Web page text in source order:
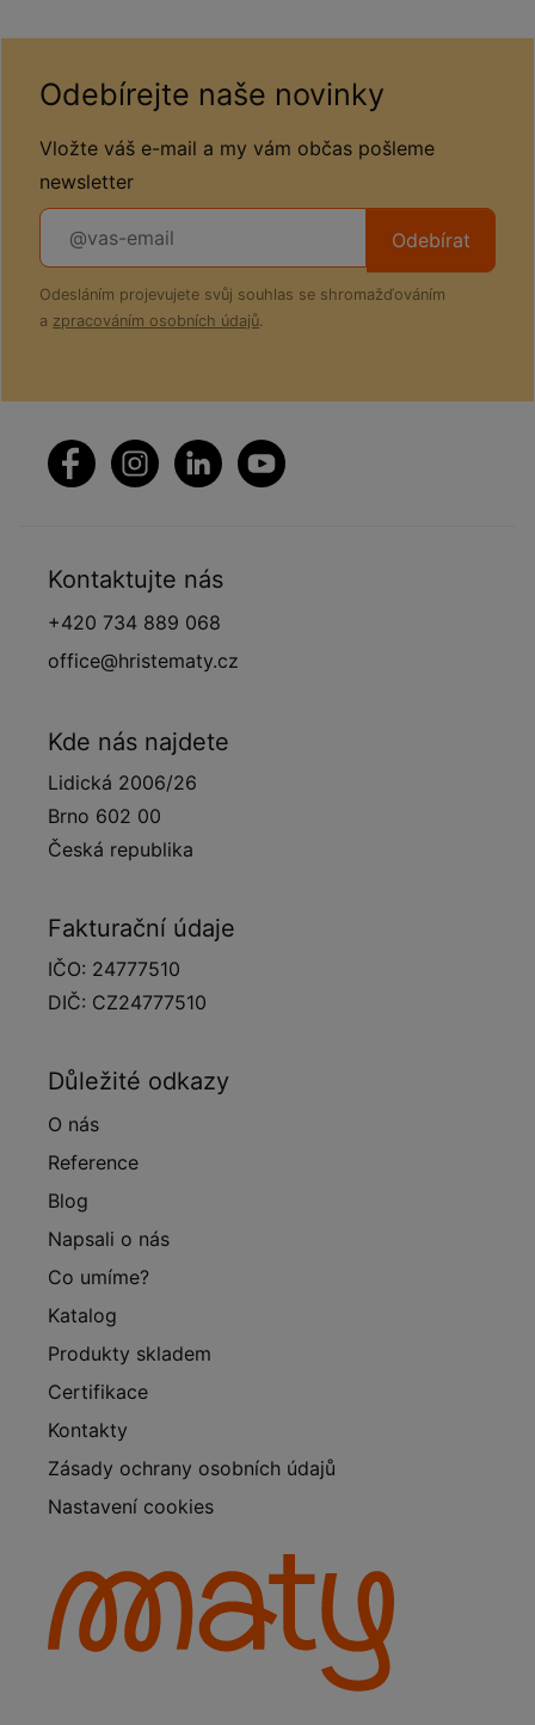
Odebírejte naše novinky
Vložte váš e-mail a my vám občas pošleme
newsletter
Odebírat
Odesláním projevujete svůj souhlas se shromažďováním
a zpracováním osobních údajů.
Kontaktujte nás
+420 734 889 068
office@hristematy.cz
Kde nás najdete
Lidická 2006/26
Brno 602 00
Česká republika
Fakturační údaje
IČO: 24777510
DIČ: CZ24777510
Důležité odkazy
O nás
Reference
Blog
Napsali o nás
Co umíme?
Katalog
Produkty skladem
Certifikace
Kontakty
Zásady ochrany osobních údajů
Nastavení cookies